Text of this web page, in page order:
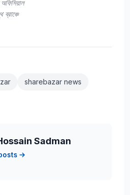
sharebazar news
Sadman